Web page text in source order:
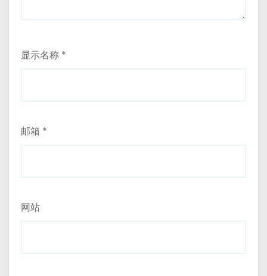
显示名称 *
邮箱 *
网站